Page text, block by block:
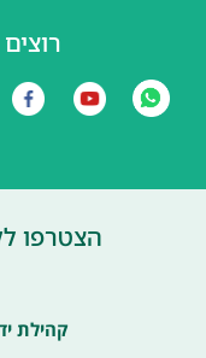
הצטרפו
קהילת